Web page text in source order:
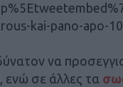
kai-pano-apo-
να
ενώ σε άλλες τα